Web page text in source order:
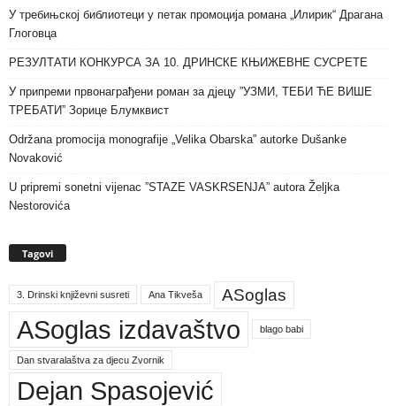
У требињској библиотеци у петак промоција романа „Илирик“ Драгана
Глоговца
РЕЗУЛТАТИ КОНКУРСА ЗА 10. ДРИНСКЕ КЊИЖЕВНЕ СУСРЕТЕ
У припреми првонаграђени роман за дјецу ”УЗМИ, ТЕБИ ЋЕ ВИШЕ
ТРЕБАТИ” Зорице Блумквист
Održana promocija monografije „Velika Obarska” autorke Dušanke
Novaković
U pripremi sonetni vijenac ”STAZE VASKRSENJA” autora Željka
Nestorovića
Tagovi
3. Drinski književni susreti Ana Tikveša ASoglas
ASoglas izdavaštvo blago babi
Dan stvaralaštva za djecu Zvornik
Dejan Spasojević